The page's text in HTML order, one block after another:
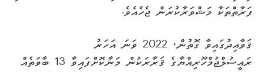
ފަރާތްތަކާ މަޝްވަރާކުރަން ޖެހެއެވެ.
ޤަވާއިދުގައިވާ ގޮތުން، 2022 ވަނަ އަހަރު
ރައީސުލްޖުމްހޫރިއްޔާގެ ޤަރާރަކުން މަނާކޮށްފައިވާ 13 ބާވަތެއް